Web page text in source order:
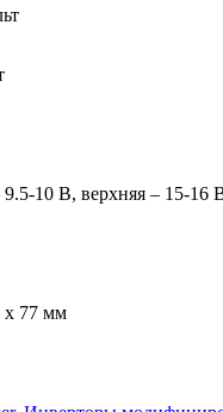
10 В, верхняя – 15-16
х 77 мм